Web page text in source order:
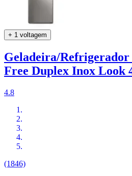
+ 1 voltagem
Geladeira/
Free Duplex Inox Look
4.8
(1846)